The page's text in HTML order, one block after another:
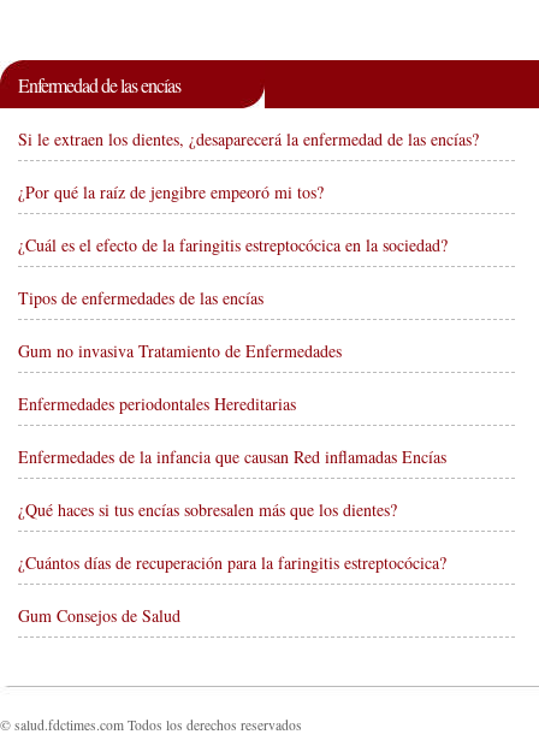
Enfermedad de las encías
Si le extraen los dientes, ¿desaparecerá la enfermedad de las encías?
¿Por qué la raíz de jengibre empeoró mi tos?
¿Cuál es el efecto de la faringitis estreptocócica en la sociedad?
Tipos de enfermedades de las encías
Gum no invasiva Tratamiento de Enfermedades
Enfermedades periodontales Hereditarias
Enfermedades de la infancia que causan Red inflamadas Encías
¿Qué haces si tus encías sobresalen más que los dientes?
¿Cuántos días de recuperación para la faringitis estreptocócica?
Gum Consejos de Salud
© salud.fdctimes.com Todos los derechos reservados